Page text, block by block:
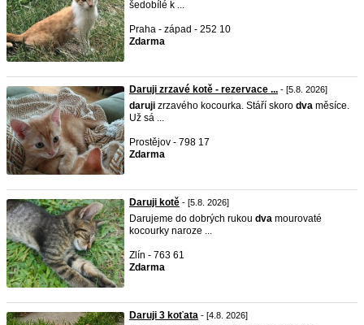
šedobílé k ...
Praha - západ - 252 10
Zdarma
Daruji zrzavé kotě - rezervace ... - [5.8. 2026]
daruji zrzavého kocourka. Stáří skoro dva měsíce.
Už sá ...
Prostějov - 798 17
Zdarma
Daruji kotě - [5.8. 2026]
Darujeme do dobrých rukou dva mourovaté
kocourky naroze ...
Zlín - 763 61
Zdarma
Daruji 3 koťata - [4.8. 2026]